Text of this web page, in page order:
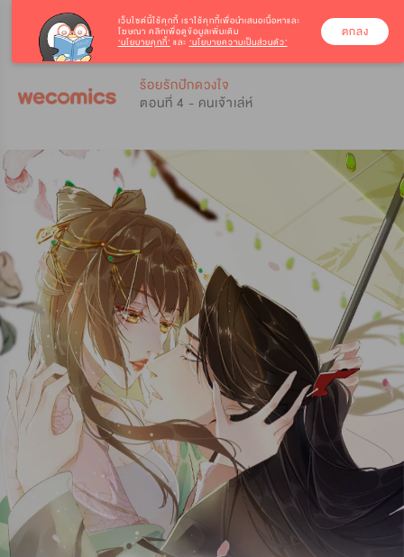
ร้อยรักปักดวงใจ
ตอนที่ 4 - คนเจ้าเล่ห์
เว็บไซต์นี้ใช้คุกกี้ เราใช้คุกกี้เพื่อนำเสนอเนื้อหาและ
โฆษณา คลิกเพื่อดูข้อมูลเพิ่มเติม
‘นโยบายคุกกี้’ และ ‘นโยบายความเป็นส่วนตัว’
ตกลง